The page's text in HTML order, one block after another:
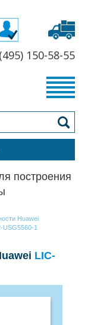
150-58-55
построения
Huawei
USG5560-1
LIC-